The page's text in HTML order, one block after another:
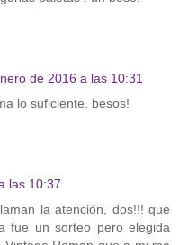
de 2016 a las 10:31
lo suficiente. besos!
las 10:37
la atención, dos!!! que
fue un sorteo pero elegida